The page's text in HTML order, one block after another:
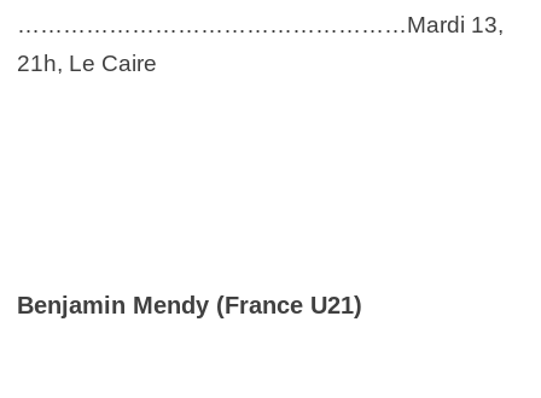
……………………………………………Mardi 13,
21h, Le Caire
Benjamin Mendy (France U21)